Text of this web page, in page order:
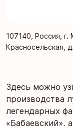
107140, Россия,
Красносельская,
Здесь можно
производства
легендарных
«Бабаевский»,